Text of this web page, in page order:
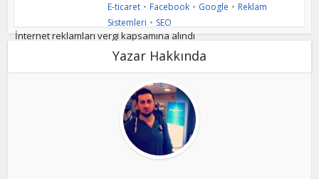
E-ticaret • Facebook • Google • Reklam
Sistemleri • SEO
İnternet reklamları vergi kapsamına alındı
Yazar Hakkında